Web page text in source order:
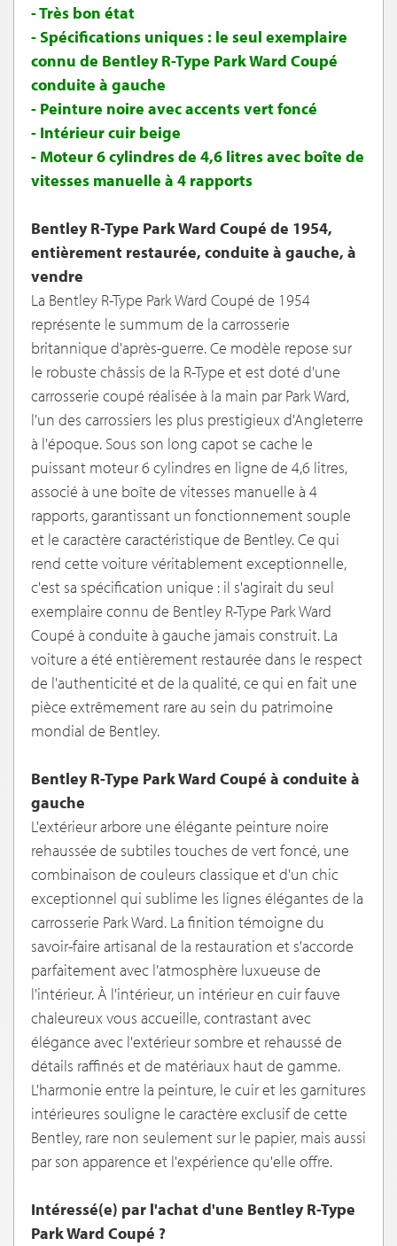
- Très bon état
- Spécifications uniques : le seul exemplaire
connu de Bentley R-Type Park Ward Coupé
conduite à gauche
- Peinture noire avec accents vert foncé
- Intérieur cuir beige
- Moteur 6 cylindres de 4,6 litres avec boîte de
vitesses manuelle à 4 rapports
Bentley R-Type Park Ward Coupé de 1954,
entièrement restaurée, conduite à gauche, à
vendre
La Bentley R-Type Park Ward Coupé de 1954
représente le summum de la carrosserie
britannique d'après-guerre. Ce modèle repose sur
le robuste châssis de la R-Type et est doté d'une
carrosserie coupé réalisée à la main par Park Ward,
l'un des carrossiers les plus prestigieux d'Angleterre
à l'époque. Sous son long capot se cache le
puissant moteur 6 cylindres en ligne de 4,6 litres,
associé à une boîte de vitesses manuelle à 4
rapports, garantissant un fonctionnement souple
et le caractère caractéristique de Bentley. Ce qui
rend cette voiture véritablement exceptionnelle,
c'est sa spécification unique : il s'agirait du seul
exemplaire connu de Bentley R-Type Park Ward
Coupé à conduite à gauche jamais construit. La
voiture a été entièrement restaurée dans le respect
de l'authenticité et de la qualité, ce qui en fait une
pièce extrêmement rare au sein du patrimoine
mondial de Bentley.
Bentley R-Type Park Ward Coupé à conduite à
gauche
L'extérieur arbore une élégante peinture noire
rehaussée de subtiles touches de vert foncé, une
combinaison de couleurs classique et d'un chic
exceptionnel qui sublime les lignes élégantes de la
carrosserie Park Ward. La finition témoigne du
savoir-faire artisanal de la restauration et s'accorde
parfaitement avec l'atmosphère luxueuse de
l'intérieur. À l'intérieur, un intérieur en cuir fauve
chaleureux vous accueille, contrastant avec
élégance avec l'extérieur sombre et rehaussé de
détails raffinés et de matériaux haut de gamme.
L'harmonie entre la peinture, le cuir et les garnitures
intérieures souligne le caractère exclusif de cette
Bentley, rare non seulement sur le papier, mais aussi
par son apparence et l'expérience qu'elle offre.
Intéressé(e) par l'achat d'une Bentley R-Type
Park Ward Coupé ?